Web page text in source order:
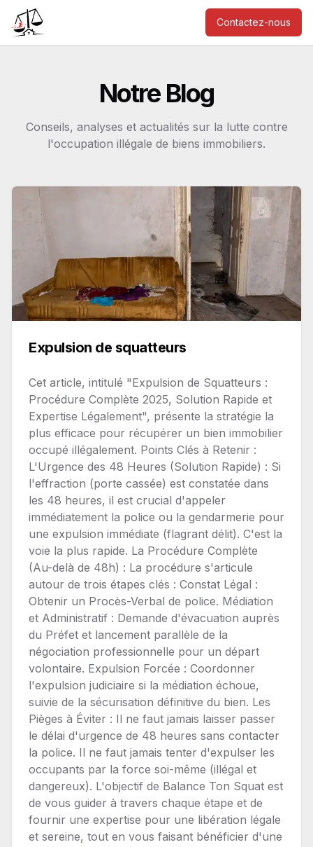
Contactez-nous
Notre Blog
Conseils, analyses et actualités sur la lutte contre
l'occupation illégale de biens immobiliers.
Expulsion de squatteurs
Cet article, intitulé "Expulsion de Squatteurs :
Procédure Complète 2025, Solution Rapide et
Expertise Légalement", présente la stratégie la
plus efficace pour récupérer un bien immobilier
occupé illégalement. Points Clés à Retenir :
L'Urgence des 48 Heures (Solution Rapide) : Si
l'effraction (porte cassée) est constatée dans
les 48 heures, il est crucial d'appeler
immédiatement la police ou la gendarmerie pour
une expulsion immédiate (flagrant délit). C'est la
voie la plus rapide. La Procédure Complète
(Au-delà de 48h) : La procédure s'articule
autour de trois étapes clés : Constat Légal :
Obtenir un Procès-Verbal de police. Médiation
et Administratif : Demande d'évacuation auprès
du Préfet et lancement parallèle de la
négociation professionnelle pour un départ
volontaire. Expulsion Forcée : Coordonner
l'expulsion judiciaire si la médiation échoue,
suivie de la sécurisation définitive du bien. Les
Pièges à Éviter : Il ne faut jamais laisser passer
le délai d'urgence de 48 heures sans contacter
la police. Il ne faut jamais tenter d'expulser les
occupants par la force soi-même (illégal et
dangereux). L'objectif de Balance Ton Squat est
de vous guider à travers chaque étape et de
fournir une expertise pour une libération légale
et sereine, tout en vous faisant bénéficier d'une